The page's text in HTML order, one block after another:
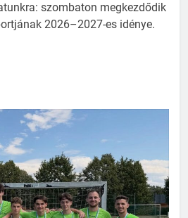
szombaton megkezdődik
2026–2027-es idénye.